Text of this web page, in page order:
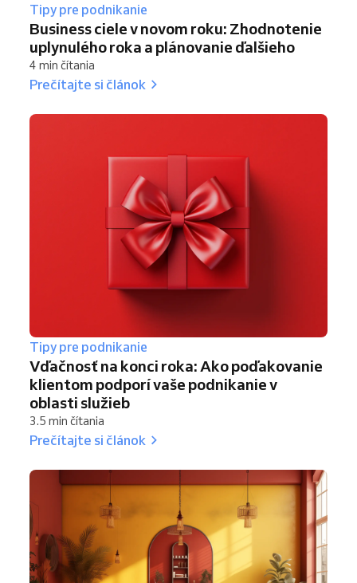
Tipy pre podnikanie
Business ciele v novom roku: Zhodnotenie
uplynulého roka a plánovanie ďalšieho
4 min čítania
Prečítajte si článok
Tipy pre podnikanie
Vďačnosť na konci roka: Ako poďakovanie
klientom podporí vaše podnikanie v
oblasti služieb
3.5 min čítania
Prečítajte si článok